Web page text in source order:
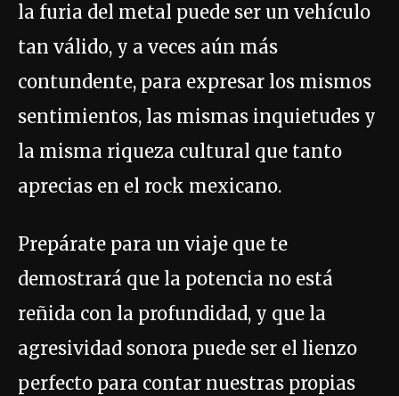
la furia del metal puede ser un vehículo
tan válido, y a veces aún más
contundente, para expresar los mismos
sentimientos, las mismas inquietudes y
la misma riqueza cultural que tanto
aprecias en el rock mexicano.
Prepárate para un viaje que te
demostrará que la potencia no está
reñida con la profundidad, y que la
agresividad sonora puede ser el lienzo
perfecto para contar nuestras propias